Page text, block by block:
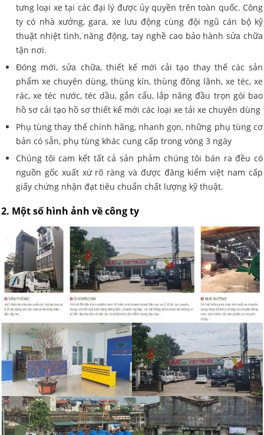
tưng loại xe tại các đại lý được ủy quyền trên toàn quốc. Công
ty có nhà xưởng, gara, xe lưu động cùng đội ngũ cán bộ kỹ
thuật nhiệt tình, năng động, tay nghề cao bảo hành sửa chữa
tận nơi.
Đóng mới, sửa chữa, thiết kế mới cải tạo thay thế các sản
phẩm xe chuyên dùng, thùng kín, thùng đông lãnh, xe téc, xe
rác, xe téc nước, téc dầu, gắn cẩu, lắp nâng đầu trọn gói bao
hồ sơ cải tạo hồ sơ thiết kế mới các loại xe tải xe chuyên dùng
Phụ tùng thay thế chính hãng, nhanh gọn, những phụ tùng cơ
bản có sẵn, phụ tùng khác cung cấp trong vòng 3 ngày
Chúng tôi cam kết tất cả sản phảm chúng tôi bán ra đều có
nguồn gốc xuất xứ rõ ràng và được đăng kiểm việt nam cấp
giấy chứng nhận đạt tiêu chuẩn chất lượng kỹ thuật.
2. Một số hình ảnh về công ty